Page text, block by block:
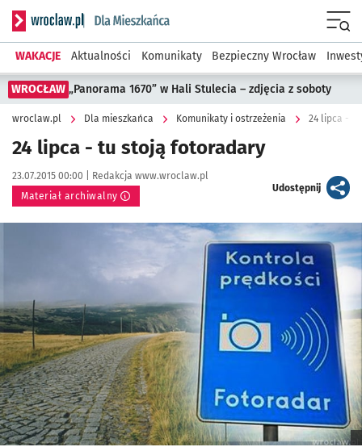
Serwis informacyjny wroclaw.pl podserwis: Dla mieszkańca
WAKACJE Aktualności Komunikaty Bezpieczny Wrocław
WROCŁAW „Panorama 1670” w Hali Stulecia – zdjęcia z soboty
wroclaw.pl Dla mieszkańca Komunikaty i ostrzeżenia 24 lipca -
24 lipca - tu stoją fotoradary
Data publikacji:
23.07.2015 00:00 | Autor:
Redakcja www.wroclaw.pl
Materiał archiwalny
Udostępnijartykuł
Kliknij, aby powiększyć